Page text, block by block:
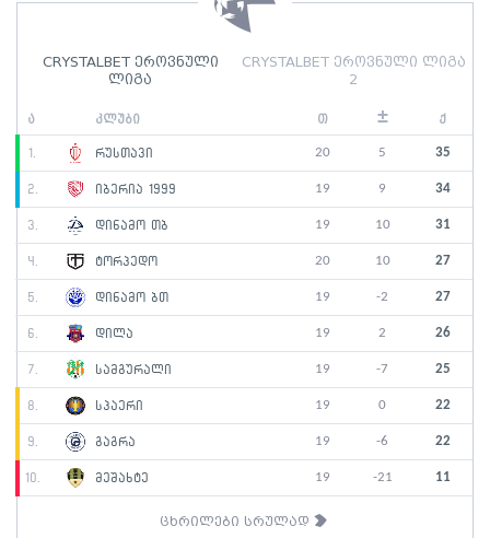
CRYSTALBET ეროვნული
ლიგა
CRYSTALBET ეროვნული ლიგა
2
ა კლუბი თ ± ქ
1. რუსთავი 20 5 35
2. იბერია 1999 19 9 34
3. დინამო თბ 19 10 31
4. ტორპედო 20 10 27
5. დინამო ბთ 19 -2 27
6. დილა 19 2 26
7. სამგურალი 19 -7 25
8. სპაერი 19 0 22
9. გაგრა 19 -6 22
10. მეშახტე 19 -21 11
ცხრილები სრულად